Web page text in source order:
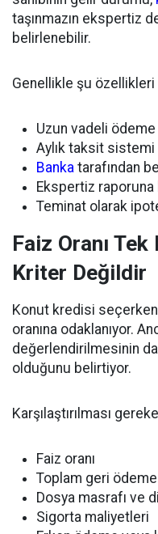
taşınmazın ekspertiz
belirlenebilir.
Genellikle şu özellikleri
Uzun vadeli
Aylık taksit sistemi
Banka tarafından
Ekspertiz raporuna
Teminat olarak
Faiz Oranı
Kriter Değildir
Konut kredisi
oranına odaklanıyor.
değerlendirilmesinin
olduğunu belirtiyor.
Karşılaştırılması
Faiz oranı
Toplam geri ödeme
Dosya masrafı ve
Sigorta maliyetleri